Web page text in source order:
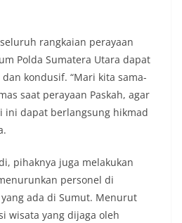
rangkaian perayaan
Polda Sumatera Utara dapat
kondusif. “Mari kita sama-
saat perayaan Paskah, agar
ini dapat berlangsung hikmad
pihaknya juga melakukan
personel di
ada di Sumut. Menurut
wisata yang dijaga oleh